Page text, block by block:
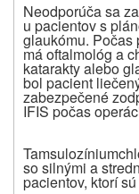
Neodporúča sa
u pacientov s
glaukómu. Počas
má oftalmológ a
katarakty alebo
bol pacient
zabezpečené
IFIS počas
so silnými a
pacientov, ktorí